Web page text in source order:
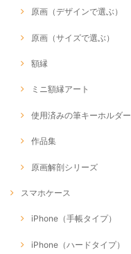
原画（デザインで選ぶ）
原画（サイズで選ぶ）
額縁
ミニ額縁アート
使用済みの筆キーホルダー
作品集
原画解剖シリーズ
スマホケース
iPhone（手帳タイプ）
iPhone（ハードタイプ）